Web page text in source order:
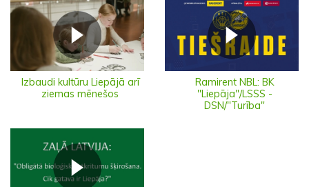
Izbaudi kultūru Liepājā arī
ziemas mēnešos
Ramirent NBL: BK
"Liepāja"/LSSS -
DSN/"Turība"